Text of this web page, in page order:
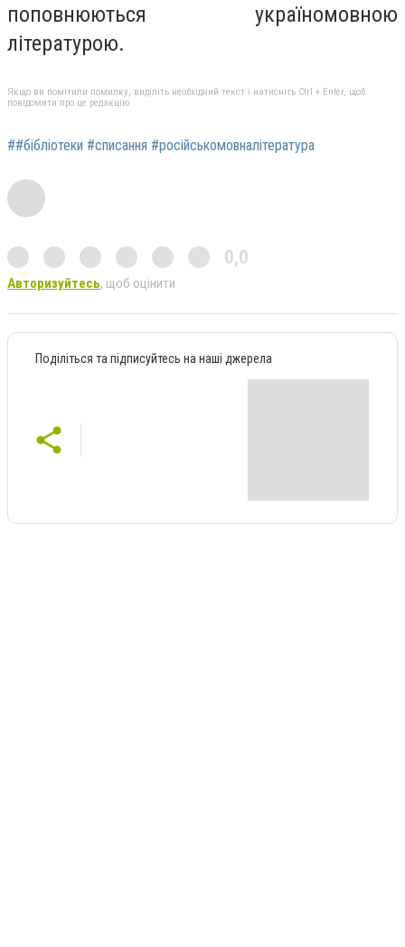
поповнюються україномовною
літературою.
Якщо ви помітили помилку, виділіть необхідний текст і натисніть Ctrl + Enter, щоб
повідомити про це редакцію
##бібліотеки #списання #російськомовналітература
0,0
Авторизуйтесь, щоб оцінити
Поділіться та підписуйтесь на наші джерела